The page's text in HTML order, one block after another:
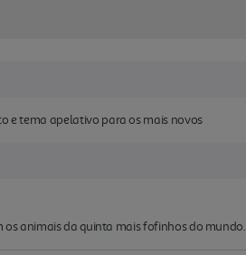
e tema apelativo para os mais novos
os animais da quinta mais fofinhos do mundo.